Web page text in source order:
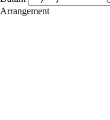
Arrangement